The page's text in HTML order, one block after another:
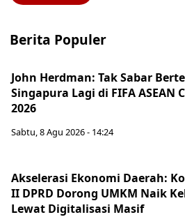
Berita Populer
John Herdman: Tak Sabar
Singapura Lagi di FIFA ASEAN
2026
Sabtu, 8 Agu 2026 - 14:24
Akselerasi Ekonomi Daerah:
II DPRD Dorong UMKM Naik
Lewat Digitalisasi Masif